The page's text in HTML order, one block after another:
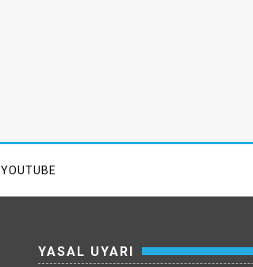
YOUTUBE
YASAL UYARI